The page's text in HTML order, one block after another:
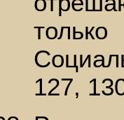
127,